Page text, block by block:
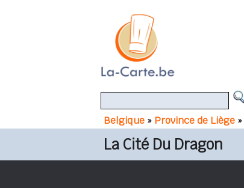
Belgique » Province de Liège »
La Cité Du Dragon